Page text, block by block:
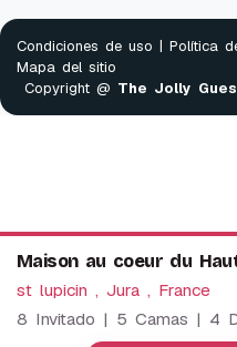
Maison au coeur du
st lupicin , Jura , France
8 Invitado | 5 Camas | 4
Condiciones de uso | Política
Mapa del sitio
Copyright @ The Jolly
We use cookies to